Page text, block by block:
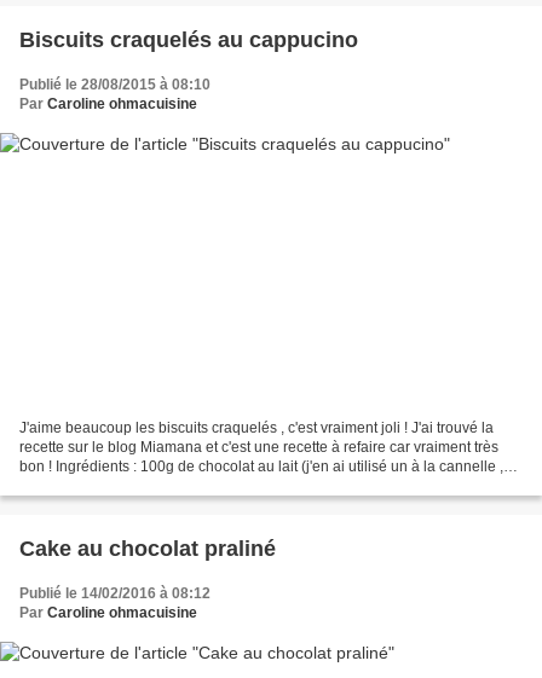
Biscuits craquelés au cappucino
Publié le 28/08/2015 à 08:10
Par Caroline ohmacuisine
J'aime beaucoup les biscuits craquelés , c'est vraiment joli ! J'ai trouvé la
recette sur le blog Miamana et c'est une recette à refaire car vraiment très
bon ! Ingrédients : 100g de chocolat au lait (j'en ai utilisé un à la cannelle ,
Cake au chocolat praliné
Publié le 14/02/2016 à 08:12
Par Caroline ohmacuisine